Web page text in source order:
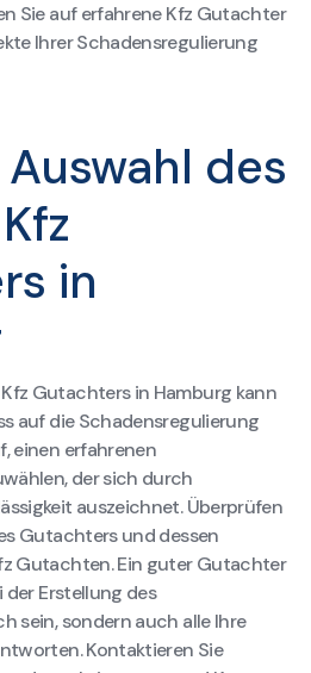
Sie auf erfahrene Kfz Gutachter
Ihrer Schadensregulierung
des
in
Gutachters in Hamburg kann
auf die Schadensregulierung
einen erfahrenen
der sich durch
auszeichnet. Überprüfen
Gutachters und dessen
Gutachten. Ein guter Gutachter
Erstellung des
sein, sondern auch alle Ihre
Kontaktieren Sie